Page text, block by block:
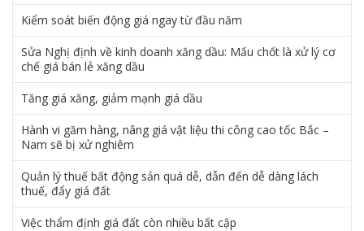
Kiểm soát biến động giá ngay từ đầu năm
Sửa Nghị định về kinh doanh xăng dầu: Mấu chốt là xử lý cơ
chế giá bán lẻ xăng dầu
Tăng giá xăng, giảm mạnh giá dầu
Hành vi găm hàng, nâng giá vật liệu thi công cao tốc Bắc –
Nam sẽ bị xử nghiêm
Quản lý thuế bất động sản quá dễ, dẫn đến dễ dàng lách
thuế, đẩy giá đất
Việc thẩm định giá đất còn nhiều bất cập